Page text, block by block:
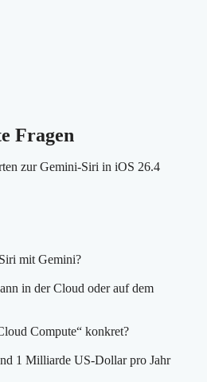
Fragen
zur Gemini-Siri in iOS 26.4
mit Gemini?
in der Cloud oder auf dem
Compute“ konkret?
1 Milliarde US-Dollar pro Jahr